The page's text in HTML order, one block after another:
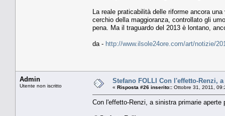
La reale praticabilità delle riforme ancora
cerchio della maggioranza, controllato gli
pena. Ma il traguardo del 2013 è lontano,
da - http://www.ilsole24ore.com/art/notizie/
Admin
Utente non iscritto
Stefano FOLLI Con l'effetto-Renzi,
« Risposta #26 inserito:: Ottobre 31, 2011,
Con l'effetto-Renzi, a sinistra primarie aperte